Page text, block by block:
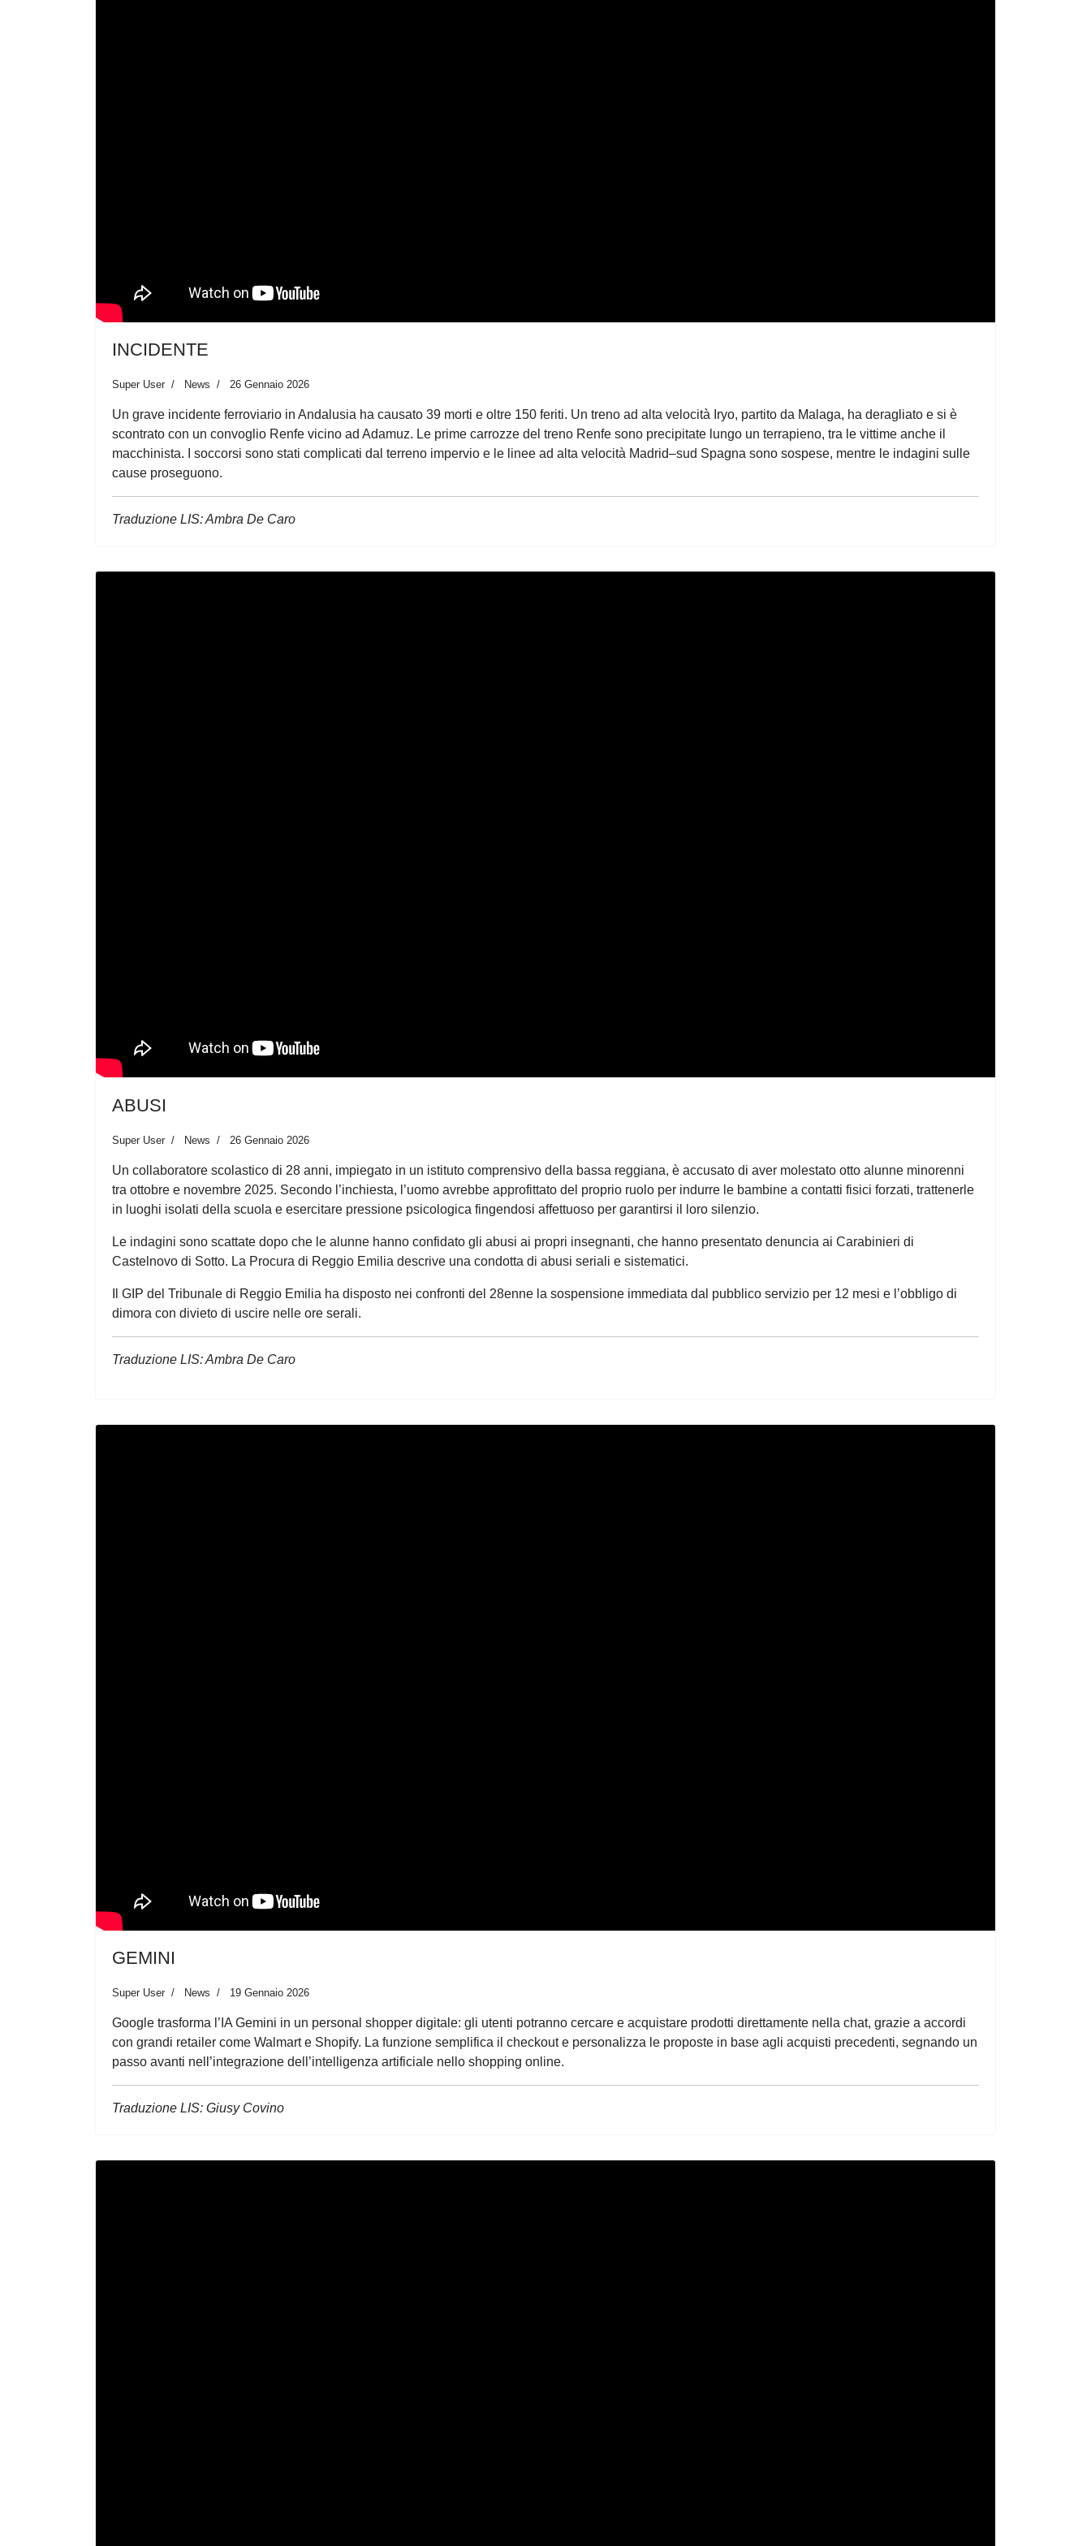
INCIDENTE
Super User News 26 Gennaio 2026
Un grave incidente ferroviario in Andalusia ha causato 39 morti e oltre 150 feriti. Un treno ad alta velocità Iryo, partito da Malaga, ha deragliato e si è
scontrato con un convoglio Renfe vicino ad Adamuz. Le prime carrozze del treno Renfe sono precipitate lungo un terrapieno, tra le vittime anche il
macchinista. I soccorsi sono stati complicati dal terreno impervio e le linee ad alta velocità Madrid–sud Spagna sono sospese, mentre le indagini sulle
cause proseguono.
Traduzione LIS: Ambra De Caro
ABUSI
Super User News 26 Gennaio 2026
Un collaboratore scolastico di 28 anni, impiegato in un istituto comprensivo della bassa reggiana, è accusato di aver molestato otto alunne minorenni
tra ottobre e novembre 2025. Secondo l’inchiesta, l’uomo avrebbe approfittato del proprio ruolo per indurre le bambine a contatti fisici forzati, trattenerle
in luoghi isolati della scuola e esercitare pressione psicologica fingendosi affettuoso per garantirsi il loro silenzio.
Le indagini sono scattate dopo che le alunne hanno confidato gli abusi ai propri insegnanti, che hanno presentato denuncia ai Carabinieri di
Castelnovo di Sotto. La Procura di Reggio Emilia descrive una condotta di abusi seriali e sistematici.
Il GIP del Tribunale di Reggio Emilia ha disposto nei confronti del 28enne la sospensione immediata dal pubblico servizio per 12 mesi e l’obbligo di
dimora con divieto di uscire nelle ore serali.
Traduzione LIS: Ambra De Caro
GEMINI
Super User News 19 Gennaio 2026
Google trasforma l’IA Gemini in un personal shopper digitale: gli utenti potranno cercare e acquistare prodotti direttamente nella chat, grazie a accordi
con grandi retailer come Walmart e Shopify. La funzione semplifica il checkout e personalizza le proposte in base agli acquisti precedenti, segnando un
passo avanti nell’integrazione dell’intelligenza artificiale nello shopping online.
Traduzione LIS: Giusy Covino